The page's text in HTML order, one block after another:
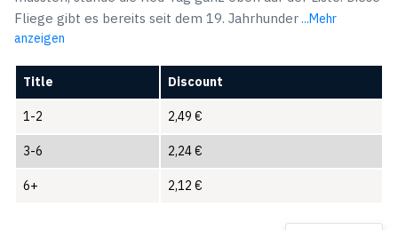
Fliege gibt es bereits seit dem 19. Jahrhunder...Mehr
anzeigen
Title Discount
1-2 2,49 €
3-6 2,24€
6+ 2,12 €